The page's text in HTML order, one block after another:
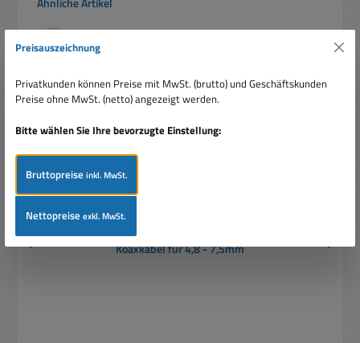
Abisoliermesser Koaxmesser Kabelmesser für
Koaxkabel für 4,8 - 7,5mm
Preisauszeichnung
Privatkunden können Preise mit MwSt. (brutto) und Geschäftskunden
Preise ohne MwSt. (netto) angezeigt werden.
Bitte wählen Sie Ihre bevorzugte Einstellung:
Bruttopreiseinkl. MwSt.
Nettopreiseexkl. MwSt.